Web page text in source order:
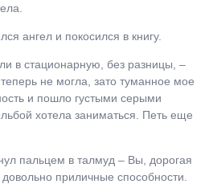
ангел и покосился в книгу.
в стационарную, без разницы, –
не могла, зато туманное мое
и пошло густыми серыми
хотела заниматься. Петь еще
пальцем в талмуд – Вы, дорогая
приличные способности.